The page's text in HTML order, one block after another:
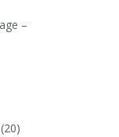
–
(20)